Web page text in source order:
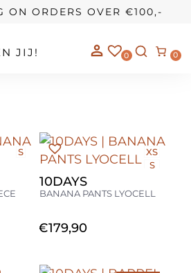
ON ORDERS OVER €100,-
0 0
S
10DAYS
BANANA PANTS LYOCELL
€179,90
XS
S